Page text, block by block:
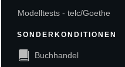
Modelltests - telc/Goethe
SONDERKONDITIONEN
Buchhandel